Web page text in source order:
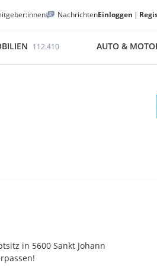
NachrichtenEinloggen |
112.410 AUTO &
in 5600 Sankt Johann